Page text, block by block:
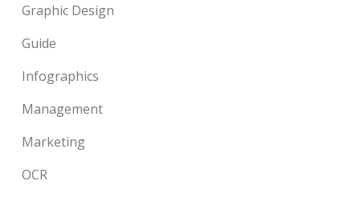
Graphic Design
Guide
Infographics
Management
Marketing
OCR